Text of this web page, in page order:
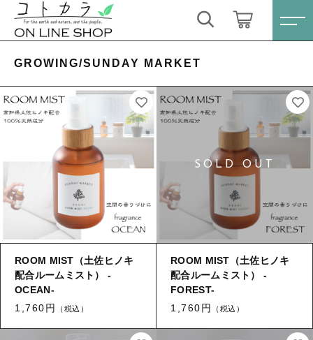
GROWING/SUNDAY MARKET
ROOM MIST（土佐ヒノキ
配合ルームミスト） -
OCEAN-
1,760円
（税込）
ROOM MIST（土佐ヒノキ
配合ルームミスト） -
FOREST-
1,760円
（税込）
ログイン / 会員登録
お気に入り
すべての商品
スキンケア・石鹸
HINOKI（土佐ヒノキ）シリーズ
サステナブル歯ブラシ・歯磨き粉
洗剤・食器用石鹸
すべて
スキンケア・石鹸
HINOKI（土佐ヒノキ）シリーズ
サステナブル歯ブラシ・歯磨き粉
タオル/ハンカチ
国産［奥会津］かごバッグ
キーワード検索
こだわり検索
親カテゴリ
子カテゴリ
価格帯